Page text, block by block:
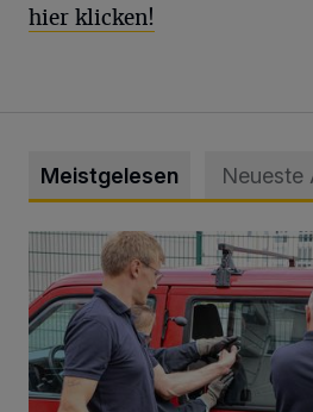
hier klicken!
Meistgelesen Neueste
Feuerwehr befreit Kind aus